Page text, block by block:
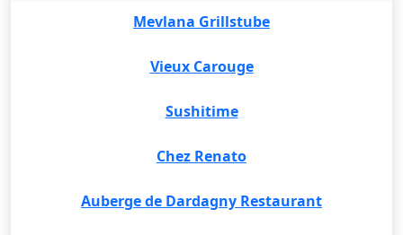
Mevlana Grillstube
Vieux Carouge
Sushitime
Chez Renato
Auberge de Dardagny Restaurant